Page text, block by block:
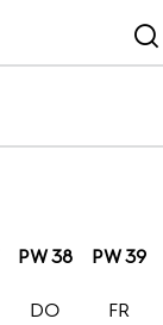
PW 38 PW 39
DO FR